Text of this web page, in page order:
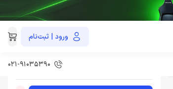
ورود | ثبت‌نام
۰۲۱-۹۱۰۳۵۳۹0
این محصول به‌صورت اختصاصی و با هماهنگی قابل